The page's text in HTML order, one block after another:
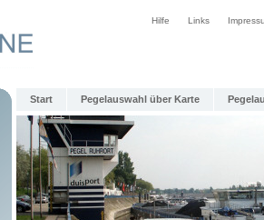
Hilfe Links
Start Pegelauswahl über Karte